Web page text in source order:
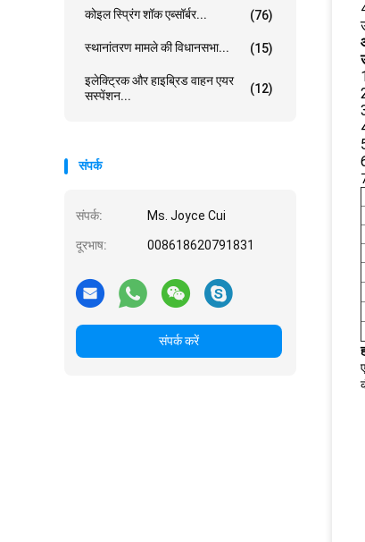
कोइल स्प्रिंग शॉक एब्सॉर्बर... (76)
स्थानांतरण मामले की विधानसभा... (15)
इलेक्ट्रिक और हाइब्रिड वाहन एयर
सस्पेंशन...
(12)
संपर्क
संपर्क: Ms. Joyce Cui
दूरभाष: 008618620791831
संपर्क करें